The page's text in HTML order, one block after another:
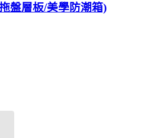
盤層板/美學防潮箱)